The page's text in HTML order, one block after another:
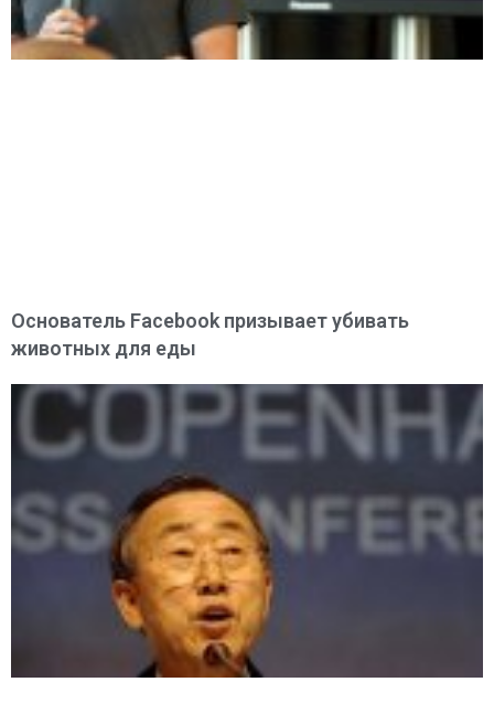
Основатель Facebook призывает убивать
животных для еды